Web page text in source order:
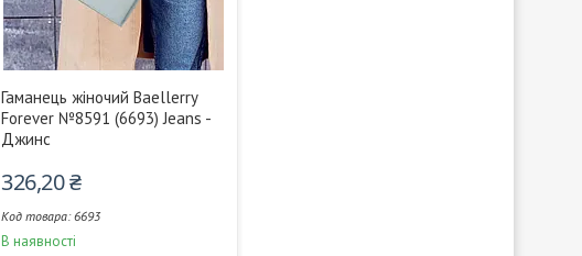
Гаманець жіночий Baellerry
Forever №8591 (6693) Jeans -
Джинс
326,20 ₴
6693
В наявності